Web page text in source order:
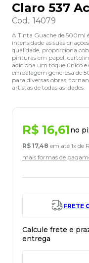
Claro 537
Cod.: 14079
A Tinta Guache de 500ml
intensidade às suas
qualidade, proporciona
pinturas em papel,
adiciona um toque único e
embalagem generosa de
para diversas obras,
artistas de todas as idades.
R$ 16,61no
R$ 17,48 em até 1x de
mais formas de
FRETE